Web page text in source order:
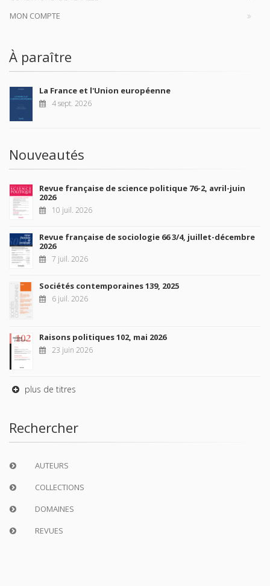
MON COMPTE
À paraître
La France et l'Union européenne
4 sept. 2026
Nouveautés
Revue française de science politique 76-2, avril-juin
2026
10 juil. 2026
Revue française de sociologie 66 3/4, juillet-décembre
2026
7 juil. 2026
Sociétés contemporaines 139, 2025
6 juil. 2026
Raisons politiques 102, mai 2026
23 juin 2026
plus de titres
Rechercher
AUTEURS
COLLECTIONS
DOMAINES
REVUES